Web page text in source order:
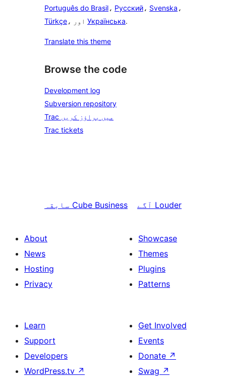
Português do Brasil، Русский، Svenska ،
Türkçe
Українська.
Translate this theme
Browse the code
Development log
Subversion repository
Trac میں براؤز کریں
Trac tickets
سابقہ Cube Business آگے Louder
About
News
Hosting
Privacy
Showcase
Themes
Plugins
Patterns
Learn
Support
Developers
WordPress.tv ↗
Get Involved
Events
Donate ↗
Swag ↗